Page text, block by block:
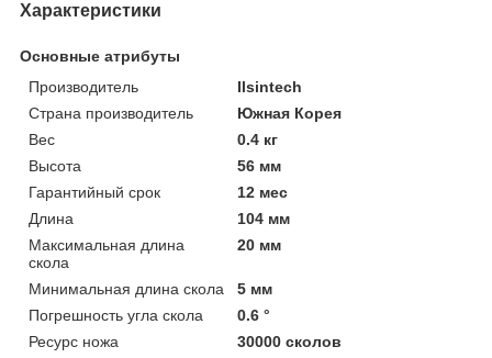
Характеристики
Основные атрибуты
Производитель
Ilsintech
Страна производитель
Южная Корея
Вес
0.4 кг
Высота
56 мм
Гарантийный срок
12 мес
Длина
104 мм
Максимальная длина
скола
20 мм
Минимальная длина скола
5 мм
Погрешность угла скола
0.6 °
Ресурс ножа
30000 сколов